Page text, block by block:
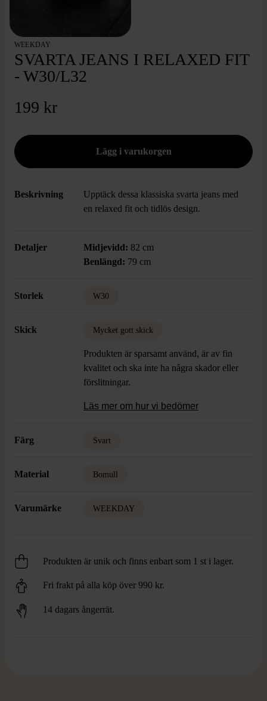
WEEKDAY
SVARTA JEANS I RELAXED FIT
- W30/L32
199 kr
Beskrivning
Upptäck dessa klassiska svarta jeans med
en relaxed fit och tidlös design.
Detaljer Midjevidd: 82 cm
Benlängd: 79 cm
Storlek W30
Skick Mycket gott skick
Produkten är sparsamt använd, är av fin
kvalitet och ska inte ha några skador eller
förslitningar.
Läs mer om hur vi bedömer
Färg Svart
Material Bomull
Varumärke WEEKDAY
Produkten är unik och finns enbart som 1 st i lager.
Fri frakt på alla köp över 990 kr.
14 dagars ångerrät.